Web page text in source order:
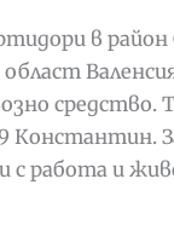
в
област
средство.
Константин.
с работа и